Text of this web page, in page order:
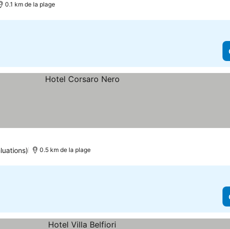
0.1 km de la plage
0.5 km de la plage